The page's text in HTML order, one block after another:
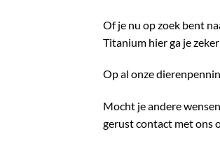
Of je nu op zoek bent
Titanium hier ga je
Op al onze
Mocht je andere
gerust contact met ons